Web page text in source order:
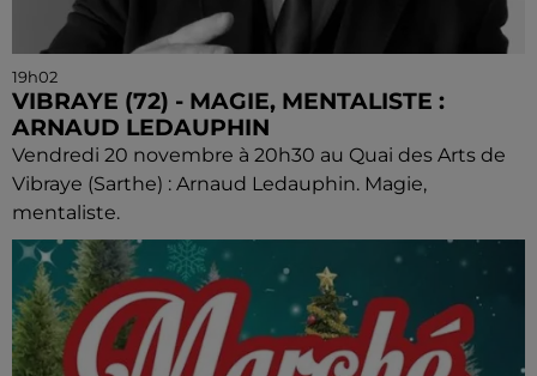
19h02
VIBRAYE (72) - MAGIE, MENTALISTE :
ARNAUD LEDAUPHIN
Vendredi 20 novembre à 20h30 au Quai des Arts de
Vibraye (Sarthe) : Arnaud Ledauphin. Magie,
mentaliste.